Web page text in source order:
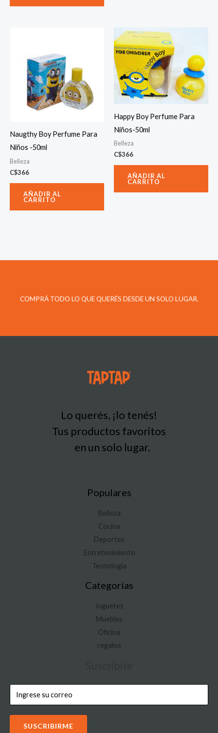
Naugthy Boy Perfume Para
Niños -50ml
Belleza
C$366
AÑADIR AL
CARRITO
Happy Boy Perfume Para
Niños-50ml
Belleza
C$366
AÑADIR AL
CARRITO
COMPRÁ TODO LO QUE QUERÉS DESDE UN SOLO LUGAR.
Lo querés, ¡lo tenés!
Tus productos favoritos
en un solo lugar.
Populares
Belleza
Cocina
Deportes
Entretenimiento
Tecnología
Categorías
Juguetes
Muebles
Oficina
regalos
SUSCRIBIRME